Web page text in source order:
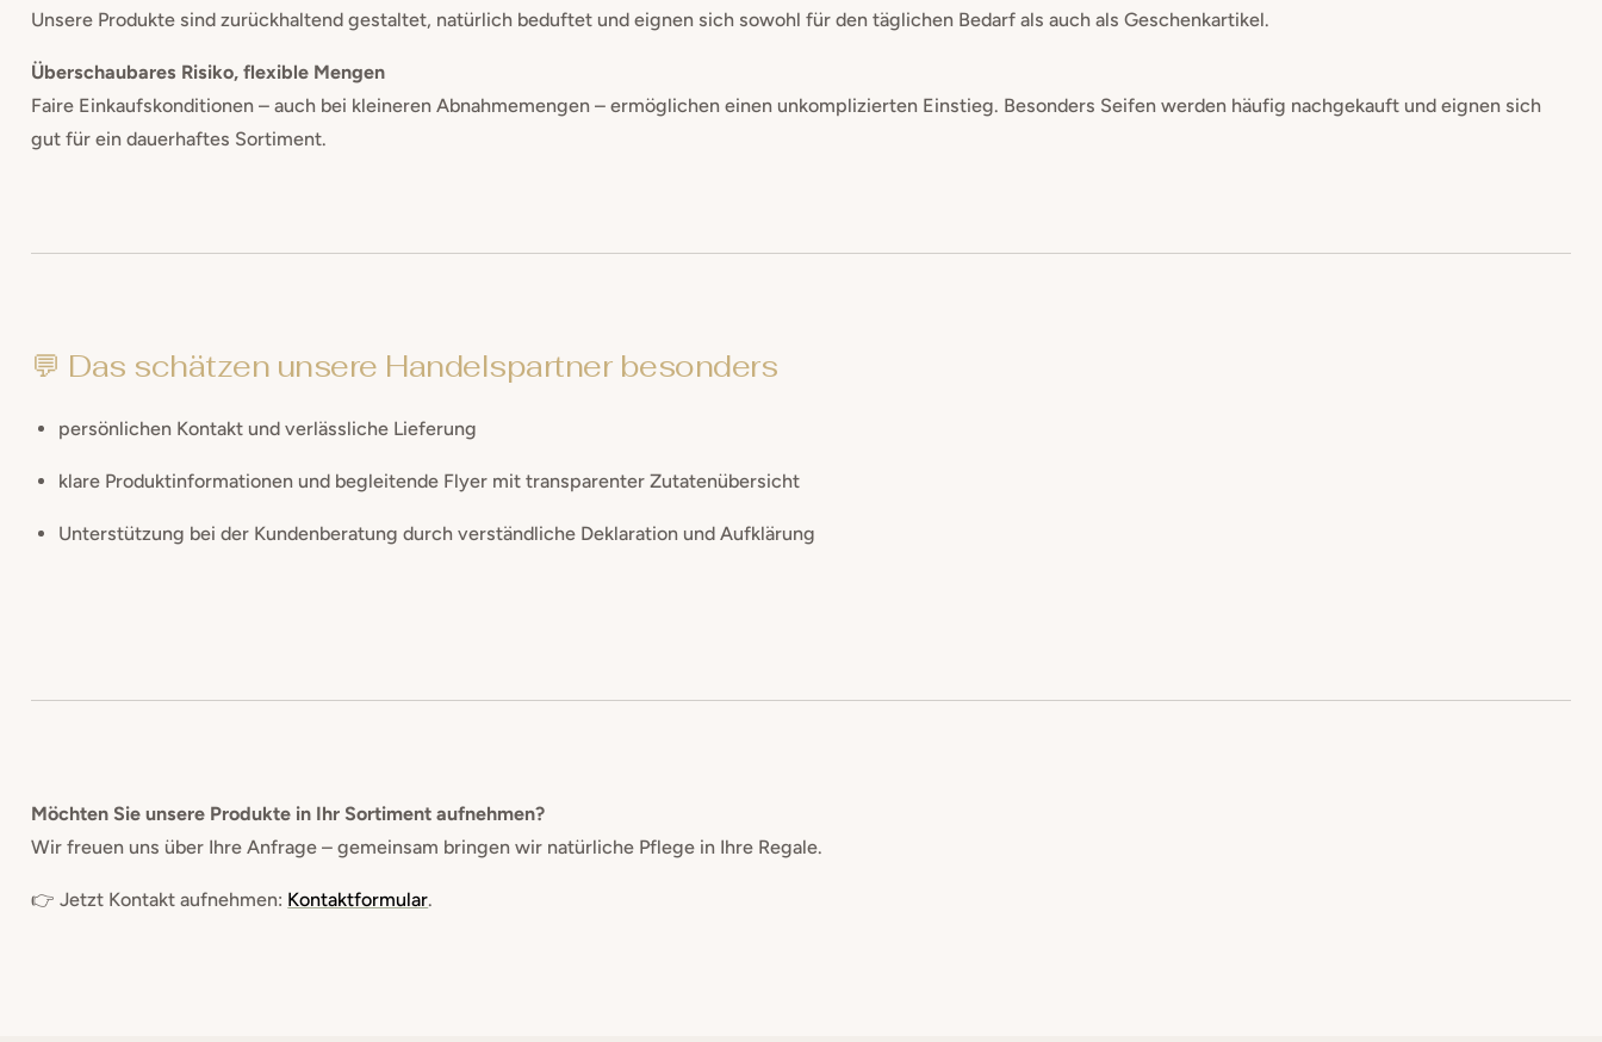
Unsere Produkte sind zurückhaltend gestaltet, natürlich beduftet und eignen sich sowohl für den täglichen Bedarf als auch als Geschenkartikel.
Überschaubares Risiko, flexible Mengen
Faire Einkaufskonditionen – auch bei kleineren Abnahmemengen – ermöglichen einen unkomplizierten Einstieg. Besonders Seifen werden häufig nachgekauft und eignen sich
gut für ein dauerhaftes Sortiment.
💬 Das schätzen unsere Handelspartner besonders
persönlichen Kontakt und verlässliche Lieferung
klare Produktinformationen und begleitende Flyer mit transparenter Zutatenübersicht
Unterstützung bei der Kundenberatung durch verständliche Deklaration und Aufklärung
Möchten Sie unsere Produkte in Ihr Sortiment aufnehmen?
Wir freuen uns über Ihre Anfrage – gemeinsam bringen wir natürliche Pflege in Ihre Regale.
👉 Jetzt Kontakt aufnehmen: Kontaktformular.